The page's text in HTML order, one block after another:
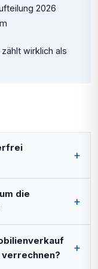
2026
wirklich als
die
verrechnen?